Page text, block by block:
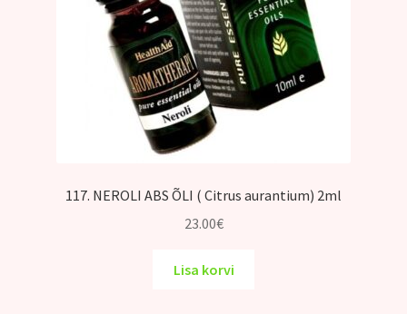
117. NEROLI ABS ÕLI ( Citrus aurantium) 2ml
23.00€
Lisa korvi